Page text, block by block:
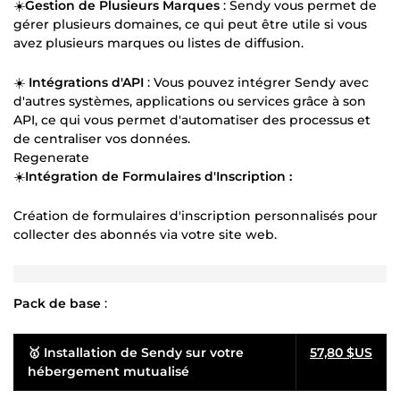
☀️Gestion de Plusieurs Marques : Sendy vous permet de
gérer plusieurs domaines, ce qui peut être utile si vous
avez plusieurs marques ou listes de diffusion.
☀️ Intégrations d'API : Vous pouvez intégrer Sendy avec
d'autres systèmes, applications ou services grâce à son
API, ce qui vous permet d'automatiser des processus et
de centraliser vos données.
Regenerate
☀️Intégration de Formulaires d'Inscription :
Création de formulaires d'inscription personnalisés pour
collecter des abonnés via votre site web.
Pack de base :
🥇 Installation de Sendy sur votre
hébergement mutualisé
57,80 $US